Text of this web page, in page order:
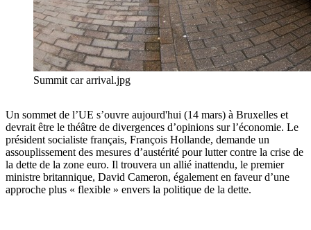
Summit car arrival.jpg
Un sommet de l’UE s’ouvre aujourd'hui (14 mars) à Bruxelles et
devrait être le théâtre de divergences d’opinions sur l’économie. Le
président socialiste français, François Hollande, demande un
assouplissement des mesures d’austérité pour lutter contre la crise de
la dette de la zone euro. Il trouvera un allié inattendu, le premier
ministre britannique, David Cameron, également en faveur d’une
approche plus « flexible » envers la politique de la dette.